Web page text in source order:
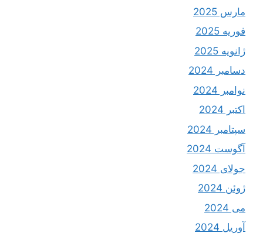
مارس 2025
فوریه 2025
ژانویه 2025
دسامبر 2024
نوامبر 2024
اکتبر 2024
سپتامبر 2024
آگوست 2024
جولای 2024
ژوئن 2024
می 2024
آوریل 2024